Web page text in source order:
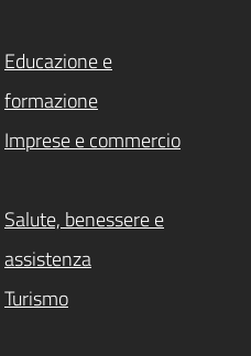
Educazione e
formazione
Imprese e commercio
Salute, benessere e
assistenza
Turismo